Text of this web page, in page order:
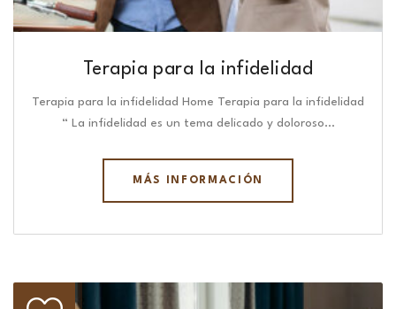
Terapia para la infidelidad
Terapia para la infidelidad Home Terapia para la infidelidad
“ La infidelidad es un tema delicado y doloroso…
MÁS INFORMACIÓN